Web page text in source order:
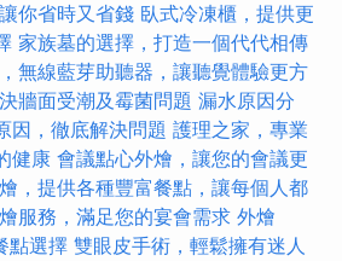
你省時又省錢 臥式冷凍櫃，提供更
家族墓的選擇，打造一個代代相傳
無線藍芽助聽器，讓聽覺體驗更方
牆面受潮及霉菌問題 漏水原因分
因，徹底解決問題 護理之家，專業
健康 會議點心外燴，讓您的會議更
，提供各種豐富餐點，讓每個人都
服務，滿足您的宴會需求 外燴
點選擇 雙眼皮手術，輕鬆擁有迷人